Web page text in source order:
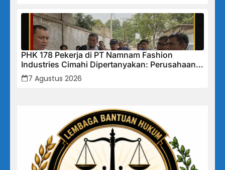
PHK 178 Pekerja di PT Namnam Fashion
Industries Cimahi Dipertanyakan: Perusahaan
Klaim Rugi, Laporan Keuangan Justru
Tunjukkan Penurunan Laba.
7 Agustus 2026